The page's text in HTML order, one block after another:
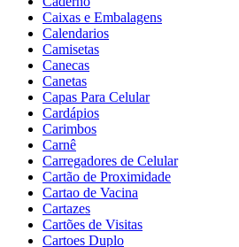
Caixas e Embalagens
Calendarios
Camisetas
Canecas
Canetas
Capas Para Celular
Cardápios
Carimbos
Carnê
Carregadores de Celular
Cartão de Proximidade
Cartao de Vacina
Cartazes
Cartões de Visitas
Cartoes Duplo